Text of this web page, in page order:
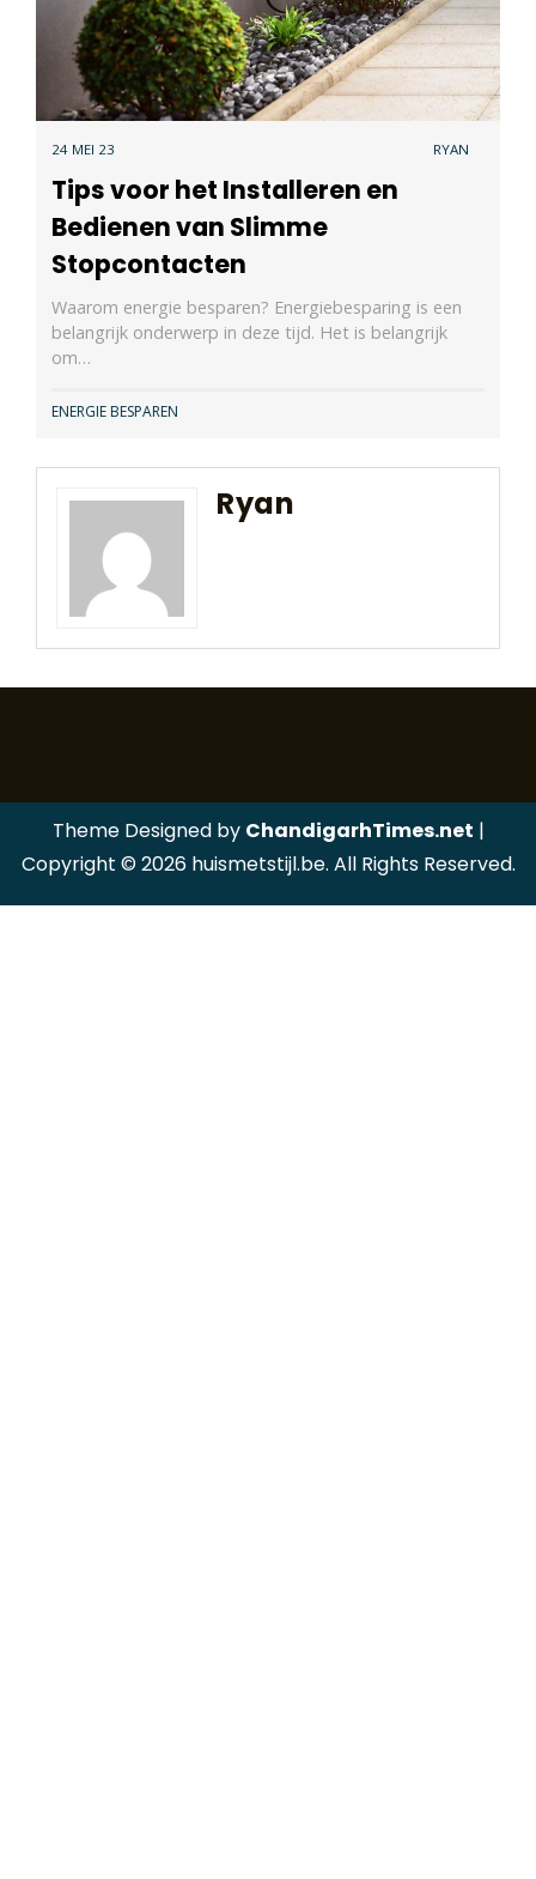
24 MEI 23 RYAN
Tips voor het Installeren en
Bedienen van Slimme
Stopcontacten
Waarom energie besparen? Energiebesparing is een
belangrijk onderwerp in deze tijd. Het is belangrijk
om…
ENERGIE BESPAREN
Ryan
Theme Designed by ChandigarhTimes.net |
Copyright © 2026 huismetstijl.be. All Rights Reserved.